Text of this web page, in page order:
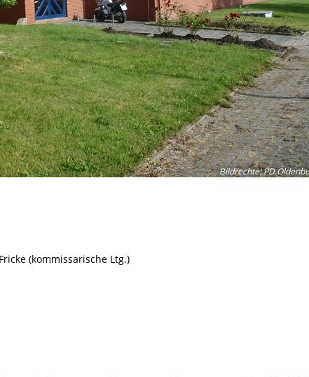
Bildrechte:PD
(kommissarische Ltg.)